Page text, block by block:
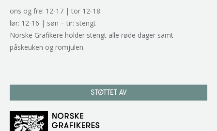
ons og fre: 12-17 | tor 12-18
lør: 12-16 | søn – tir: stengt
Norske Grafikere holder stengt alle røde dager samt
påskeuken og romjulen.
STØTTET AV